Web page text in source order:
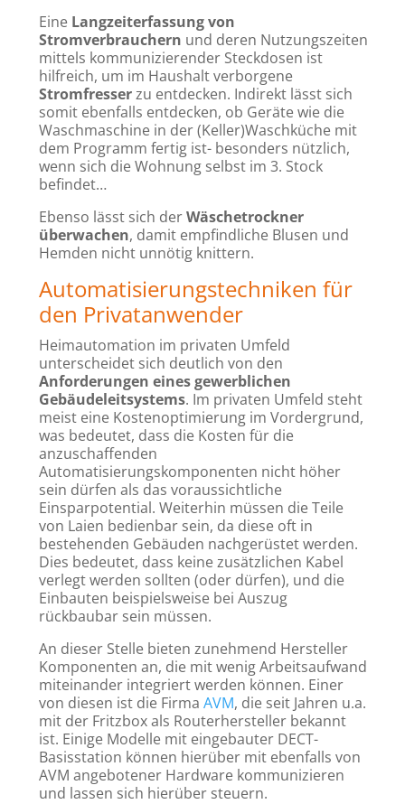
Eine Langzeiterfassung von
Stromverbrauchern und deren Nutzungszeiten
mittels kommunizierender Steckdosen ist
hilfreich, um im Haushalt verborgene
Stromfresserzu entdecken. Indirekt lässt sich
somit ebenfalls entdecken, ob Geräte wie die
Waschmaschine in der (Keller)Waschküche mit
dem Programm fertig ist- besonders nützlich,
wenn sich die Wohnung selbst im 3. Stock
befindet…
Ebenso lässt sich derWäschetrockner
überwachen, damit empfindliche Blusen und
Hemden nicht unnötig knittern.
Automatisierungstechniken für
den Privatanwender
Heimautomation im privaten Umfeld
unterscheidet sich deutlich von den
Anforderungen eines gewerblichen
Gebäudeleitsystems. Im privaten Umfeld steht
meist eine Kostenoptimierung im Vordergrund,
was bedeutet, dass die Kosten für die
anzuschaffenden
Automatisierungskomponenten nicht höher
sein dürfen als das voraussichtliche
Einsparpotential. Weiterhin müssen die Teile
von Laien bedienbar sein, da diese oft in
bestehenden Gebäuden nachgerüstet werden.
Dies bedeutet, dass keine zusätzlichen Kabel
verlegt werden sollten (oder dürfen), und die
Einbauten beispielsweise bei Auszug
rückbaubar sein müssen.
An dieser Stelle bieten zunehmend Hersteller
Komponenten an, die mit wenig Arbeitsaufwand
miteinander integriert werden können. Einer
von diesen ist die Firma AVM, die seit Jahren u.a.
mit der Fritzbox als Routerhersteller bekannt
ist. Einige Modelle mit eingebauter DECT-
Basisstation können hierüber mit ebenfalls von
AVM angebotener Hardware kommunizieren
und lassen sich hierüber steuern.